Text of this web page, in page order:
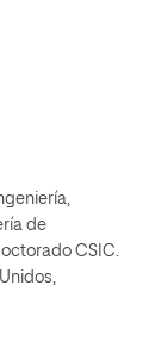
de
CSIC.